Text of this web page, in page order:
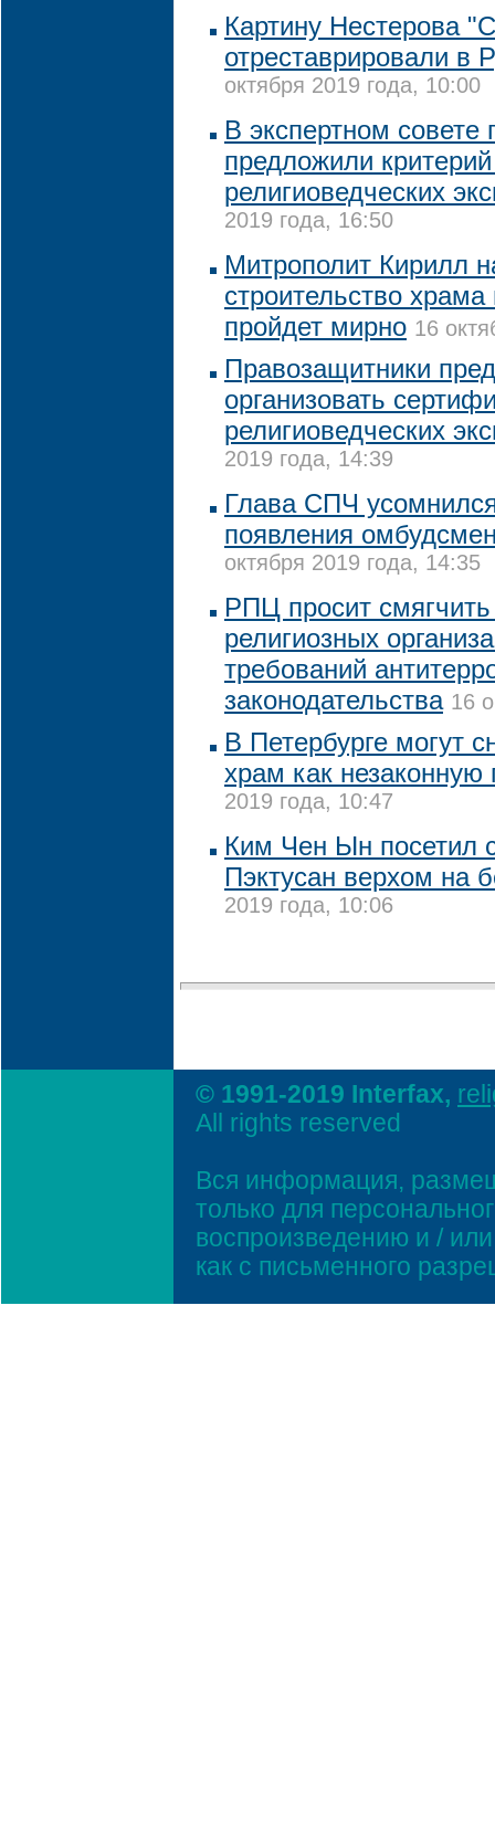
Картину Нестерова
отреставрировали в
октября 2019 года, 10:00
В экспертном
предложили
религиоведческих
2019 года, 16:50
Митрополит Кирилл
строительство храма
пройдет мирно 16
Правозащитники
организовать
религиоведческих
2019 года, 14:39
Глава СПЧ
появления
октября 2019 года, 14:35
РПЦ просит смягчить
религиозных
требований
законодательства 16
В Петербурге могут
храм как незаконную
2019 года, 10:47
Ким Чен Ын посетил
Пэктусан верхом на
2019 года, 10:06
© 1991-2019 Interfax,
All rights reserved
Вся информация,
только для
воспроизведению и /
как с письменного